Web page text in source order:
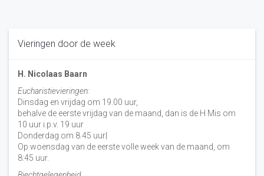
Vieringen door de week
H. Nicolaas Baarn
Eucharistievieringen:
Dinsdag en vrijdag om 19.00 uur,
behalve de eerste vrijdag van de maand, dan is de H Mis om
10 uur i.p.v. 19 uur
Donderdag om 8.45 uur|
Op woensdag van de eerste volle week van de maand, om
8:45 uur.